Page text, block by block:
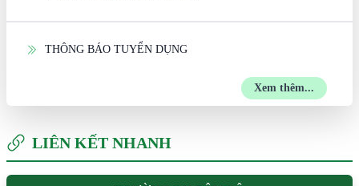
THÔNG BÁO TUYỂN DỤNG
Xem thêm...
LIÊN KẾT NHANH